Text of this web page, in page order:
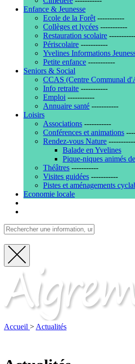
Enfance & Jeunesse
Ecole de la Forêt -----------
Collèges et lycées -----------
Restauration scolaire
Périscolaire -----------
Yvelines Informations
Petite enfance -----------
Seniors & Social
CCAS (Centre Communal
Info retraite -----------
Emploi -----------
Annuaire santé -----------
Loisirs
Associations -----------
Conférences et animations
Rendez-vous Nature -----------
Balade en Yvelines
Pique-niques animés
Théâtres -----------
Visites guidées -----------
Pistes et aménagements
Economie locale
Fermer
recherche
Accueil > Actualités